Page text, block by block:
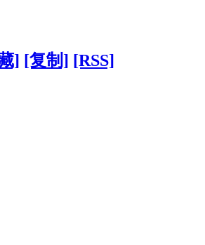
] [复制] [RSS]